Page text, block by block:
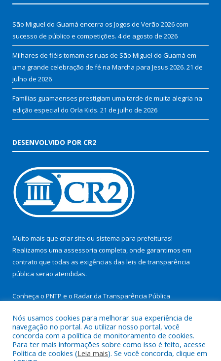
São Miguel do Guamá encerra os Jogos de Verão 2026 com
sucesso de público e competições. 4 de agosto de 2026
Milhares de fiéis tomam as ruas de São Miguel do Guamá em
uma grande celebração de fé na Marcha para Jesus 2026. 21 de
julho de 2026
Famílias guamaenses prestigiam uma tarde de muita alegria na
edição especial do Orla Kids. 21 de julho de 2026
DESENVOLVIDO POR CR2
Muito mais que criar site ou sistema para prefeituras!
Realizamos uma assessoria completa, onde garantimos em
contrato que todas as exigências das leis de transparência
pública serão atendidas.
Conheça o PNTP e o Radar da Transparência Pública
Todos os direitos reservados a Prefeitura Municipal de São
Miguel do Guamá.
Nós usamos cookies para melhorar sua experiência de
navegação no portal. Ao utilizar nosso portal, você
concorda com a política de monitoramento de cookies.
Para ter mais informações sobre como isso é feito, acesse
Política de cookies (Leia mais). Se você concorda, clique em